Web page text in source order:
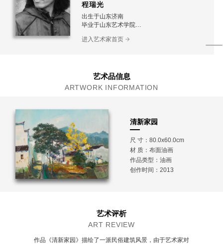
程瑞光
出生于山东济南
毕业于山东艺术学院
山东师范大学艺术硕士导师
山东美术家协会会员
进入艺术家首页
艺术品信息
ARTWORK INFORMATION
清新家园
尺 寸：80.0x60.0cm
材 质： 布面油画
作品类型：油画
创作时间：2013
艺术评析
ART REVIEW
作品《清新家园》描绘了一派民俗建筑风景，由于艺术家对